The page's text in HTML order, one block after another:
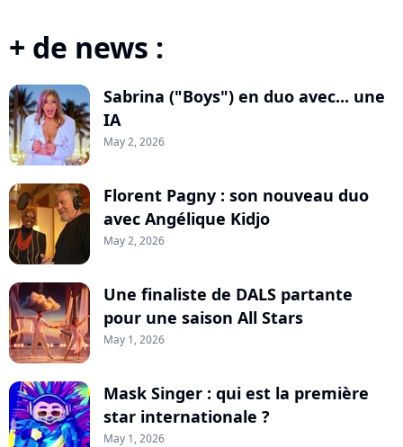
+ de news :
Sabrina ("Boys") en duo avec... une
IA
May 2, 2026
Florent Pagny : son nouveau duo
avec Angélique Kidjo
May 2, 2026
Une finaliste de DALS partante
pour une saison All Stars
May 1, 2026
Mask Singer : qui est la première
star internationale ?
May 1, 2026